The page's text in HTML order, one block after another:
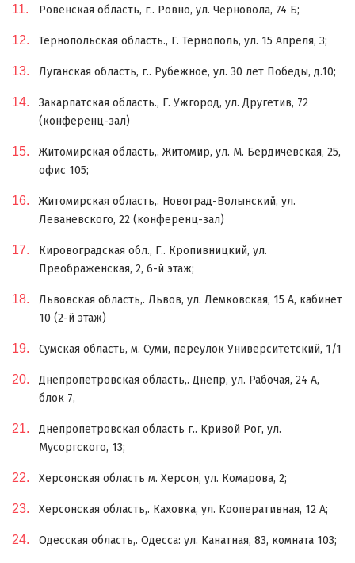
Ровенская область, г.. Ровно, ул. Черновола, 74 Б;
Тернопольская область., Г. Тернополь, ул. 15 Апреля, 3;
Луганская область, г.. Рубежное, ул. 30 лет Победы, д.10;
Закарпатская область., Г. Ужгород, ул. Другетив, 72
(конференц-зал)
Житомирская область,. Житомир, ул. М. Бердичевская, 25,
офис 105;
Житомирская область,. Новоград-Волынский, ул.
Леваневского, 22 (конференц-зал)
Кировоградская обл., Г.. Кропивницкий, ул.
Преображенская, 2, 6-й этаж;
Львовская область,. Львов, ул. Лемковская, 15 А, кабинет
10 (2-й этаж)
Сумская область, м. Суми, переулок Университетский, 1/1
Днепропетровская область,. Днепр, ул. Рабочая, 24 А,
блок 7,
Днепропетровская область г.. Кривой Рог, ул.
Мусоргского, 13;
Херсонская область м. Херсон, ул. Комарова, 2;
Херсонская область,. Каховка, ул. Кооперативная, 12 А;
Одесская область,. Одесса: ул. Канатная, 83, комната 103;